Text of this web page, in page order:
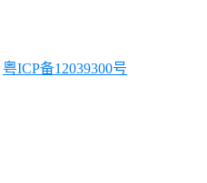
粤ICP备12039300号